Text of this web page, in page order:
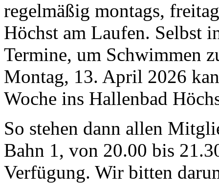
regelmäßig montags,
Höchst am Laufen. Selbst
Termine, um Schwimmen
Montag, 13. April 2026
Woche ins Hallenbad
So stehen dann allen
Bahn 1, von 20.00 bis
Verfügung. Wir bitten